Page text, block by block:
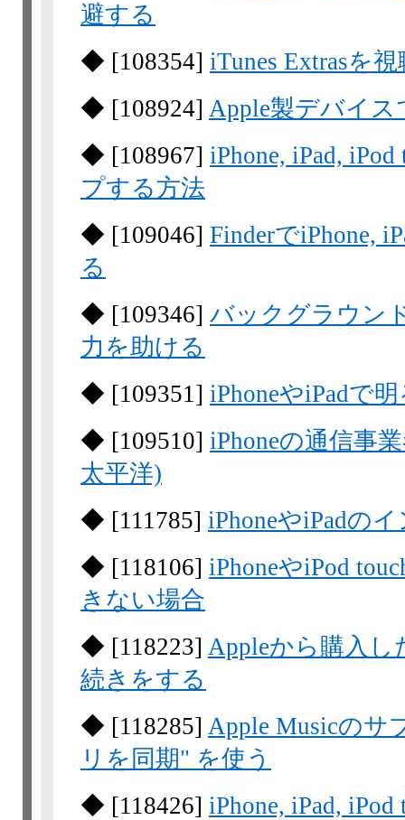
避する
◆ [108354] iTunes Extrasを
◆ [108924] Apple製デバイ
◆ [108967] iPhone, iPad,
プする方法
◆ [109046] FinderでiPhone,
る
◆ [109346] バックグラウン
力を助ける
◆ [109351] iPhoneやiPadで
◆ [109510] iPhoneの通信事
太平洋)
◆ [111785] iPhoneやiPadの
◆ [118106] iPhoneやiPod
きない場合
◆ [118223] Appleから購入
続きをする
◆ [118285] Apple Musicのサ
リを同期" を使う
◆ [118426] iPhone, iPad,